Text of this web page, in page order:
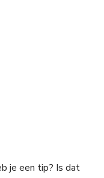
je een tip? Is dat